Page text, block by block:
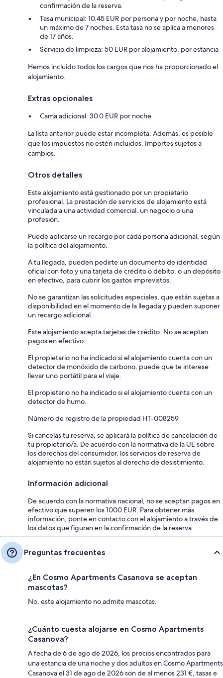
confirmación de la reserva.
Tasa municipal: 10.45 EUR por persona y por noche, hasta
un máximo de 7 noches. Esta tasa no se aplica a menores
de 17 años.
Servicio de limpieza: 50 EUR por alojamiento, por estancia
Hemos incluido todos los cargos que nos ha proporcionado el
alojamiento.
Extras opcionales
Cama adicional: 30.0 EUR por noche
La lista anterior puede estar incompleta. Además, es posible
que los impuestos no estén incluidos. Importes sujetos a
cambios.
Otros detalles
Este alojamiento está gestionado por un propietario
profesional. La prestación de servicios de alojamiento está
vinculada a una actividad comercial, un negocio o una
profesión.
Puede aplicarse un recargo por cada persona adicional, según
la política del alojamiento.
A tu llegada, pueden pedirte un documento de identidad
oficial con foto y una tarjeta de crédito o débito, o un depósito
en efectivo, para cubrir los gastos imprevistos.
No se garantizan las solicitudes especiales, que están sujetas a
disponibilidad en el momento de la llegada y pueden suponer
un recargo adicional.
Este alojamiento acepta tarjetas de crédito. No se aceptan
pagos en efectivo.
El propietario no ha indicado si el alojamiento cuenta con un
detector de monóxido de carbono, puede que te interese
llevar uno portátil para el viaje.
El propietario no ha indicado si el alojamiento cuenta con un
detector de humo.
Número de registro de la propiedad HT-008259
Si cancelas tu reserva, se aplicará la política de cancelación de
tu propietario/a. De acuerdo con la normativa de la UE sobre
los derechos del consumidor, los servicios de reserva de
alojamiento no están sujetos al derecho de desistimiento.
Información adicional
De acuerdo con la normativa nacional, no se aceptan pagos en
efectivo que superen los 1000 EUR. Para obtener más
información, ponte en contacto con el alojamiento a través de
los datos que figuran en la confirmación de la reserva.
Preguntas frecuentes
¿En Cosmo Apartments Casanova se aceptan
mascotas?
No, este alojamiento no admite mascotas.
¿Cuánto cuesta alojarse en Cosmo Apartments
Casanova?
A fecha de 6 de ago de 2026, los precios encontrados para
una estancia de una noche y dos adultos en Cosmo Apartments
Casanova el 31 de ago de 2026 son de al menos 231 €, tasas e